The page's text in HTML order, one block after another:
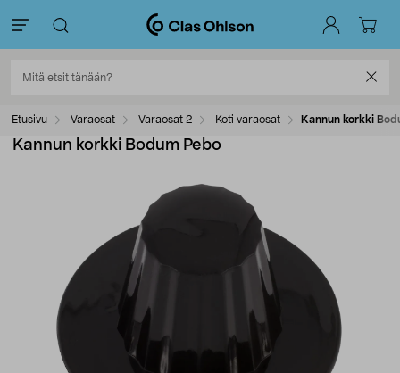
Etusivu Varaosat Varaosat 2 Koti varaosat Kannun korkki
Kannun korkki Bodum Pebo